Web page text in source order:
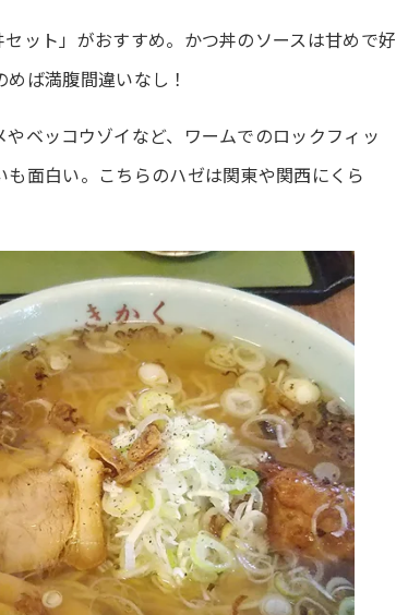
ット」がおすすめ。かつ丼のソースは甘めで好
ば満腹間違いなし！
ベッコウゾイなど、ワームでのロックフィッ
面白い。こちらのハゼは関東や関西にくら